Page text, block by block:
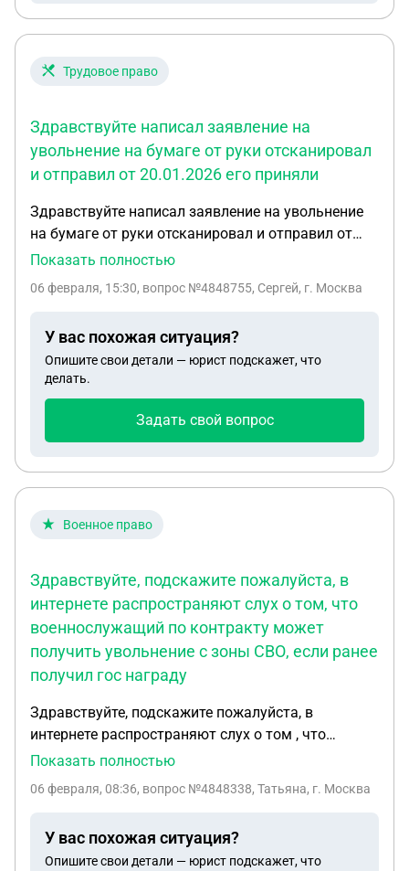
Трудовое право
Здравствуйте написал заявление на
увольнение на бумаге от руки отсканировал
и отправил от 20.01.2026 его приняли
Здравствуйте написал заявление на увольнение
на бумаге от руки отсканировал и отправил от
20.01.2026 его приняли я отработал до 3-его
прислали в макс уведомление о том что это
приехал и написал новое заявление на
увольнение
Показать полностью
06 февраля, 15:30, вопрос №4848755, Сергей, г. Москва
У вас похожая ситуация?
Опишите свои детали — юрист подскажет, что
делать.
Задать свой вопрос
Военное право
Здравствуйте, подскажите пожалуйста, в
интернете распространяют слух о том, что
военнослужащий по контракту может
получить увольнение с зоны СВО, если ранее
получил гос награду
Здравствуйте, подскажите пожалуйста, в
интернете распространяют слух о том , что
военнослужащий по контракту может получить
награду. Так ли это ? ( Муж контрактник с 2023
Показать полностью
06 февраля, 08:36, вопрос №4848338, Татьяна, г. Москва
У вас похожая ситуация?
Опишите свои детали — юрист подскажет, что